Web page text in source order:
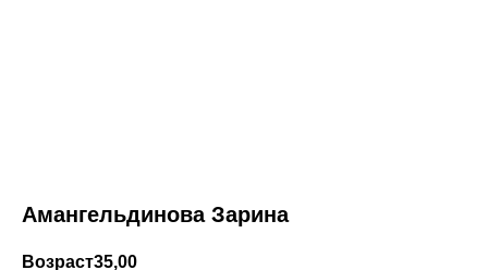
Амангельдинова Зарина
Возраст35,00